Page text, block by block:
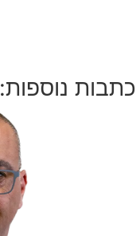
כתבות נוספות: